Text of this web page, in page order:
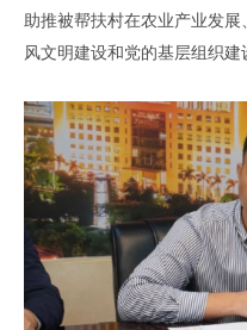
助推被帮扶村在农业产业发
风文明建设和党的基层组织建